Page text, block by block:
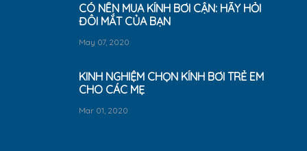
CÓ NÊN MUA KÍNH BƠI CẬN: HÃY HỎI
ĐÔI MẮT CỦA BẠN
May 07, 2020
KINH NGHIỆM CHỌN KÍNH BƠI TRẺ EM
CHO CÁC MẸ
Mar 01, 2020